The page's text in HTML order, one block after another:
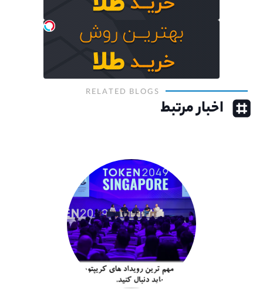
RELATED BLOGS
اخبار مرتبط